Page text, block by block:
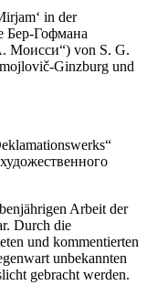
in der
Бер-Гофмана
Моисси“) von S. G.
Ginzburg und
Arbeit der
Durch die
und kommentierten
unbekannten
gebracht werden.